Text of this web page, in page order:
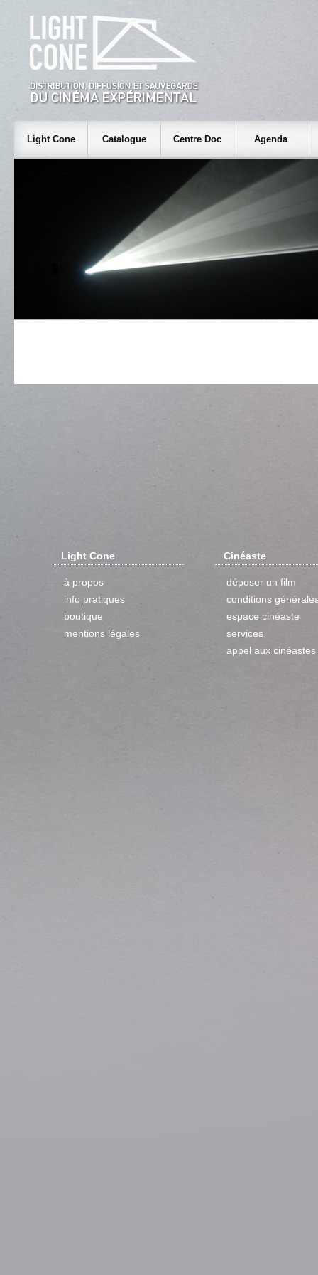
Light Cone Catalogue Centre Doc Agenda
Light Cone
à propos
info pratiques
boutique
mentions légales
Cinéaste
déposer un film
conditions
espace cinéaste
services
appel aux cinéastes